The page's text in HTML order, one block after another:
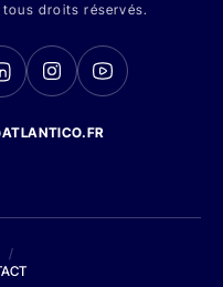
droits réservés.
/